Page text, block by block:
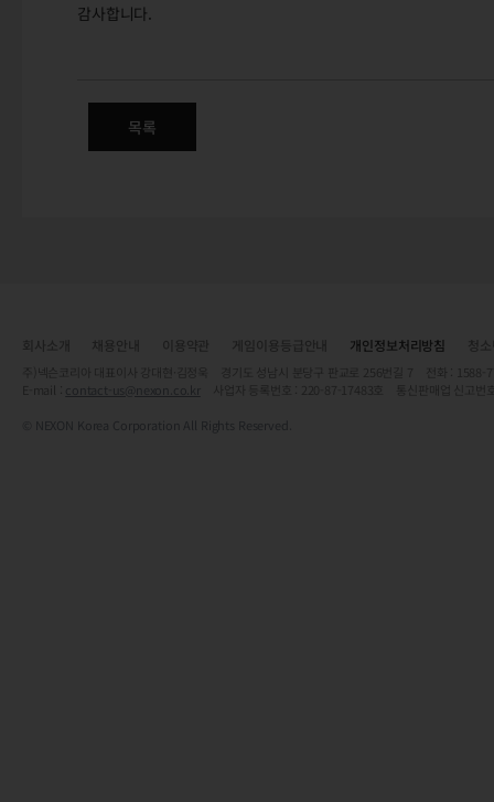
감사합니다.
목록
개인정보처리방침
contact-us@nexon.co.kr
© NEXON Korea Corporation All Rights Reserved.